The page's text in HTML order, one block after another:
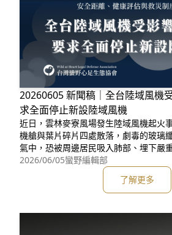
20260605 新聞稿｜全台陸域風
求全面停止新設陸域風機
近日，雲林麥寮風場發生陸域風機起火
機艙與葉片碎片四處散落，劇毒的玻璃
氣中，恐被周邊居民吸入肺部、埋下嚴
烈焰再度將陸域風機的公共安全風險推
起意外絕非單一事件。多年前新北石門
骸，至今仍棄置散落在山區；推動陸域
層出不窮的災情，正是台灣綠能政策長
2026/06/05蠻野編輯部
了解更多